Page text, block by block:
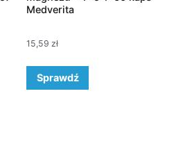
Medverita
15,59 zł
Sprawdź